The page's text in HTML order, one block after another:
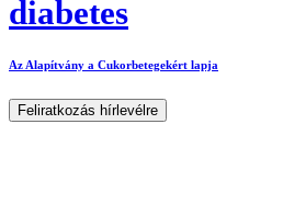
diabetes
Az Alapítvány a Cukorbetegekért lapja